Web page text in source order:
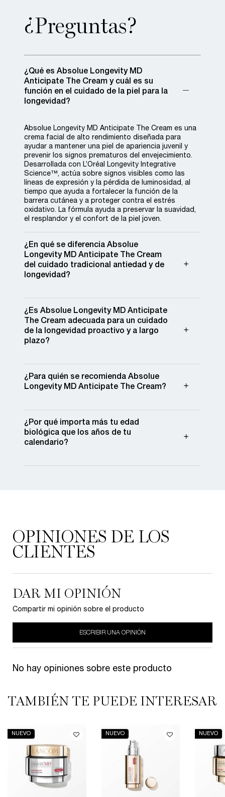
¿Preguntas?
¿Qué es Absolue Longevity MD
Anticipate The Cream y cuál es su
función en el cuidado de la piel para la
longevidad? ​
Absolue Longevity MD Anticipate The Cream es una
crema facial de alto rendimiento diseñada para
ayudar a mantener una piel de apariencia juvenil y
prevenir los signos prematuros del envejecimiento.
Desarrollada con L’Oréal Longevity Integrative
Science™, actúa sobre signos visibles como las
líneas de expresión y la pérdida de luminosidad, al
tiempo que ayuda a fortalecer la función de la
barrera cutánea y a proteger contra el estrés
oxidativo. La fórmula ayuda a preservar la suavidad,
el resplandor y el confort de la piel joven.​
¿En qué se diferencia Absolue
Longevity MD Anticipate The Cream
del cuidado tradicional antiedad y de
longevidad?​
¿Es Absolue Longevity MD Anticipate
The Cream adecuada para un cuidado
de la longevidad proactivo y a largo
plazo?
¿Para quién se recomienda Absolue
Longevity MD Anticipate The Cream?​
¿Por qué importa más tu edad
biológica que los años de tu
calendario?​
OPINIONES DE LOS
CLIENTES
DAR MI OPINIÓN
Compartir mi opinión sobre el producto
ESCRIBIR UNA OPINIÓN
No hay opiniones sobre este producto
PDP Slot 1 Section
TAMBIÉN TE PUEDE INTERESAR
NUEVO NUEVO NUEVO